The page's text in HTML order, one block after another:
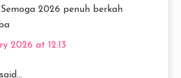
2026 penuh berkah
2026 at 12:13
said...